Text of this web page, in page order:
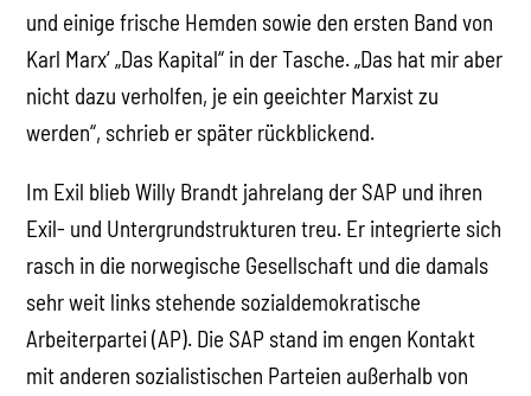
und einige frische Hemden sowie den ersten Band von
Karl Marx‘ „Das Kapital“ in der Tasche. „Das hat mir aber
nicht dazu verholfen, je ein geeichter Marxist zu
werden“, schrieb er später rückblickend.
Im Exil blieb Willy Brandt jahrelang der SAP und ihren
Exil- und Untergrundstrukturen treu. Er integrierte sich
rasch in die norwegische Gesellschaft und die damals
sehr weit links stehende sozialdemokratische
Arbeiterpartei (AP). Die SAP stand im engen Kontakt
mit anderen sozialistischen Parteien außerhalb von